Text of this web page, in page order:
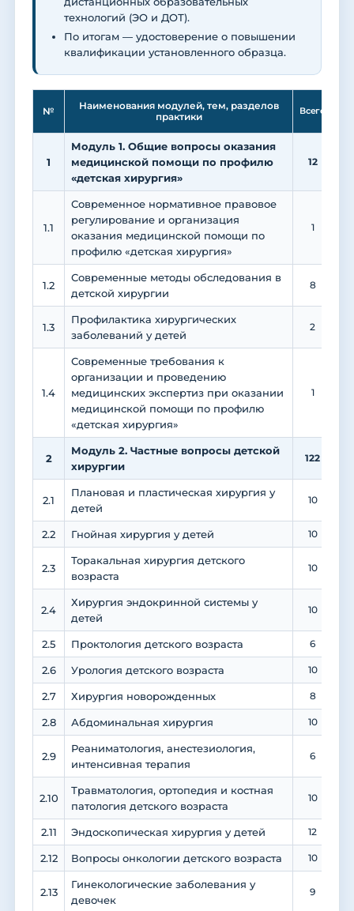
технологий (ЭО и ДОТ).
По итогам — удостоверение о повышении
квалификации установленного образца.
№
Наименования модулей, тем, разделов
практики
Всего
1
Модуль 1. Общие вопросы оказания
медицинской помощи по профилю
«детская хирургия»
12
1.1
Современное нормативное правовое
регулирование и организация
оказания медицинской помощи по
профилю «детская хирургия»
1
1.2
Современные методы обследования в
детской хирургии
8
1.3
Профилактика хирургических
заболеваний у детей
2
1.4
Современные требования к
организации и проведению
медицинских экспертиз при оказании
медицинской помощи по профилю
«детская хирургия»
1
2
Модуль 2. Частные вопросы детской
хирургии
122
2.1
Плановая и пластическая хирургия у
детей
10
2.2 Гнойная хирургия у детей 10
2.3
Торакальная хирургия детского
возраста
10
2.4
Хирургия эндокринной системы у
детей
10
2.5 Проктология детского возраста 6
2.6 Урология детского возраста 10
2.7 Хирургия новорожденных 8
2.8 Абдоминальная хирургия 10
2.9
Реаниматология, анестезиология,
интенсивная терапия
6
2.10
Травматология, ортопедия и костная
патология детского возраста
10
2.11 Эндоскопическая хирургия у детей 12
2.12 Вопросы онкологии детского возраста 10
2.13
Гинекологические заболевания у
девочек
9